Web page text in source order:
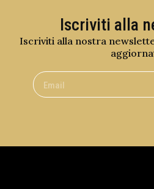
Iscriviti alla
Iscriviti alla nostra